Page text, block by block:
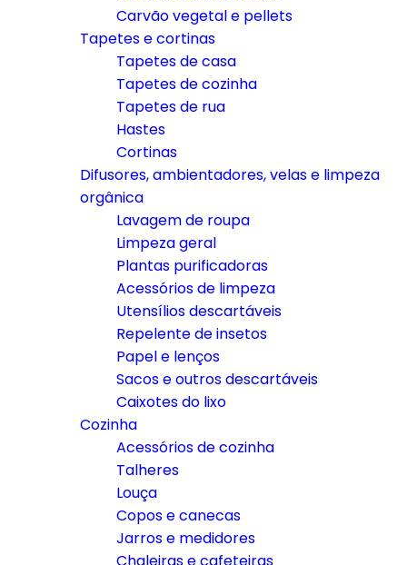
Carvão vegetal e pellets
Tapetes e cortinas
Tapetes de casa
Tapetes de cozinha
Tapetes de rua
Hastes
Cortinas
Difusores, ambientadores, velas e limpeza
orgânica
Lavagem de roupa
Limpeza geral
Plantas purificadoras
Acessórios de limpeza
Utensílios descartáveis
Repelente de insetos
Papel e lenços
Sacos e outros descartáveis
Caixotes do lixo
Cozinha
Acessórios de cozinha
Talheres
Louça
Copos e canecas
Jarros e medidores